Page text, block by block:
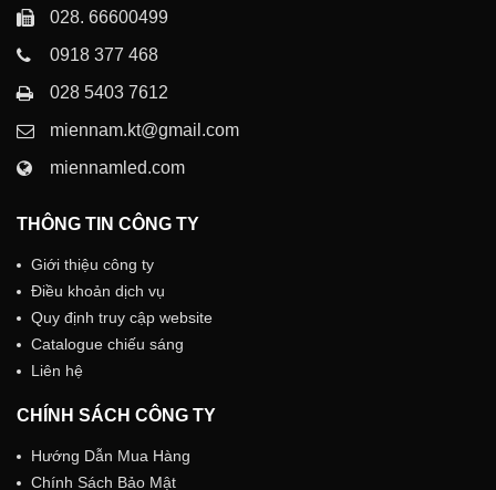
028. 66600499
0918 377 468
028 5403 7612
miennam.kt@gmail.com
miennamled.com
THÔNG TIN CÔNG TY
Giới thiệu công ty
Điều khoản dịch vụ
Quy định truy cập website
Catalogue chiếu sáng
Liên hệ
CHÍNH SÁCH CÔNG TY
Hướng Dẫn Mua Hàng
Chính Sách Bảo Mật